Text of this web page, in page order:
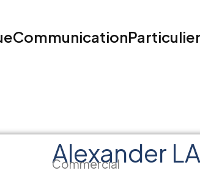
Communication
Alexander
Commercial